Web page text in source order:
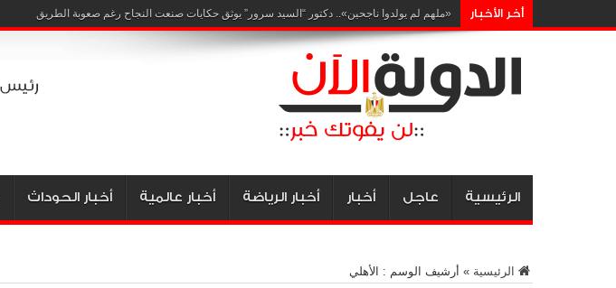
أخر الأخبار «الصحة» ترصد الحالة الصحية
الرئيسية عاجل أخبار أخبار الرياضة أخبار عالمية أخبار الحوداث
الرئيسية » أرشيف الوسم : الأهلي